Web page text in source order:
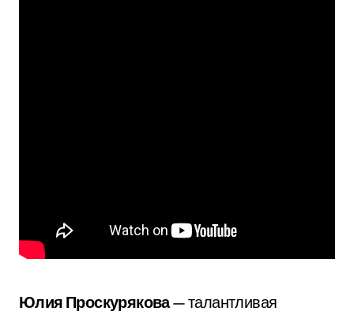
Юлия Проскурякова— талантливая